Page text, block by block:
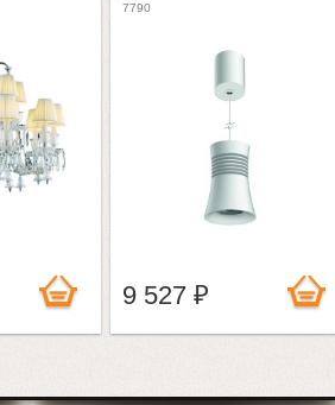
7790
9 527 ₽